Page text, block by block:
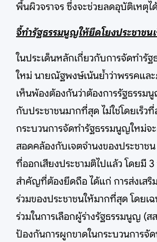
พื้นผิวจราจร ซึ่งจะช่วยลดอุบัติเหตุไ
จี้ทำรัฐธรรมนูญให้ยึดโยงประชาชน
ในประเด็นหลักเกี่ยวกับการจัดทำรั
ใหม่ นายณัฐพงษ์เน้นย้ำว่าพรรคแล
เห็นพ้องต้องกันว่าต้องการรัฐธรรม
กับประชาชนมากที่สุด ไม่ใช่โดยเร็ว
กระบวนการจัดทำรัฐธรรมนูญใหม่จ
สอดคล้องกับเจตจำนงของประชาชน
ที่ออกเสียงประชามติไปแล้ว โดยมี
สำคัญที่ต้องยึดถือ ได้แก่ การส่งเสริ
ร่วมของประชาชนให้มากที่สุด โดยเ
ร่วมในการเลือกผู้ร่างรัฐธรรมนูญ (ส
ป้องกันการผูกขาดในกระบวนการจั